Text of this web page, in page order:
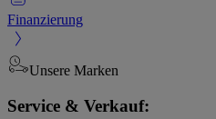
Finanzierung
Unsere Marken
Service & Verkauf: